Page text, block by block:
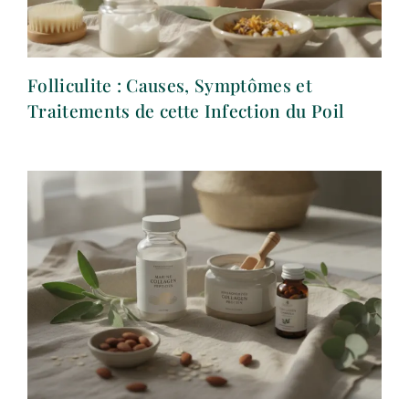
Folliculite : Causes, Symptômes et
Traitements de cette Infection du Poil